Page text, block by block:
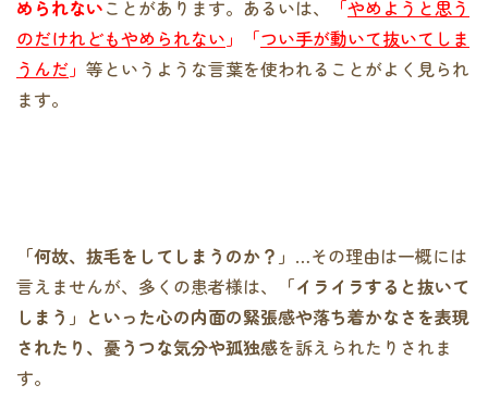
められないことがあります。あるいは、 「やめようと思う
のだけれどもやめられない 」「つい手が動いて抜いてしま
うんだ 」 等というような言葉を使われることがよく見られ
ます。
「何故、抜毛をしてしまうのか？」 …その理由は一概には
言えませんが、多くの患者様は、
「イライラすると抜いて
しまう」といった心の内面の緊張感や落ち着かなさを表現
されたり、憂うつな気分や孤独感を訴えられたりされま
す。